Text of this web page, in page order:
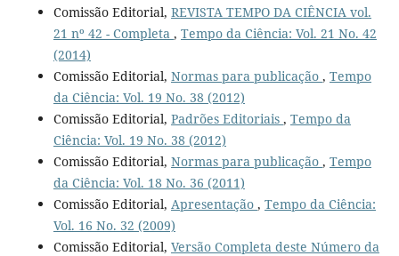
Comissão Editorial, REVISTA TEMPO DA CIÊNCIA vol.
21 nº 42 - Completa , Tempo da Ciência: Vol. 21 No. 42
(2014)
Comissão Editorial, Normas para publicação , Tempo
da Ciência: Vol. 19 No. 38 (2012)
Comissão Editorial, Padrões Editoriais , Tempo da
Ciência: Vol. 19 No. 38 (2012)
Comissão Editorial, Normas para publicação , Tempo
da Ciência: Vol. 18 No. 36 (2011)
Comissão Editorial, Apresentação , Tempo da Ciência:
Vol. 16 No. 32 (2009)
Comissão Editorial, Versão Completa deste Número da